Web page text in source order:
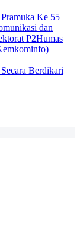
Ke 55
Berdikari